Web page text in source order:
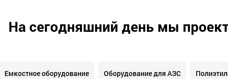
На сегодняшний день мы
Емкостное оборудование Оборудование для АЗС